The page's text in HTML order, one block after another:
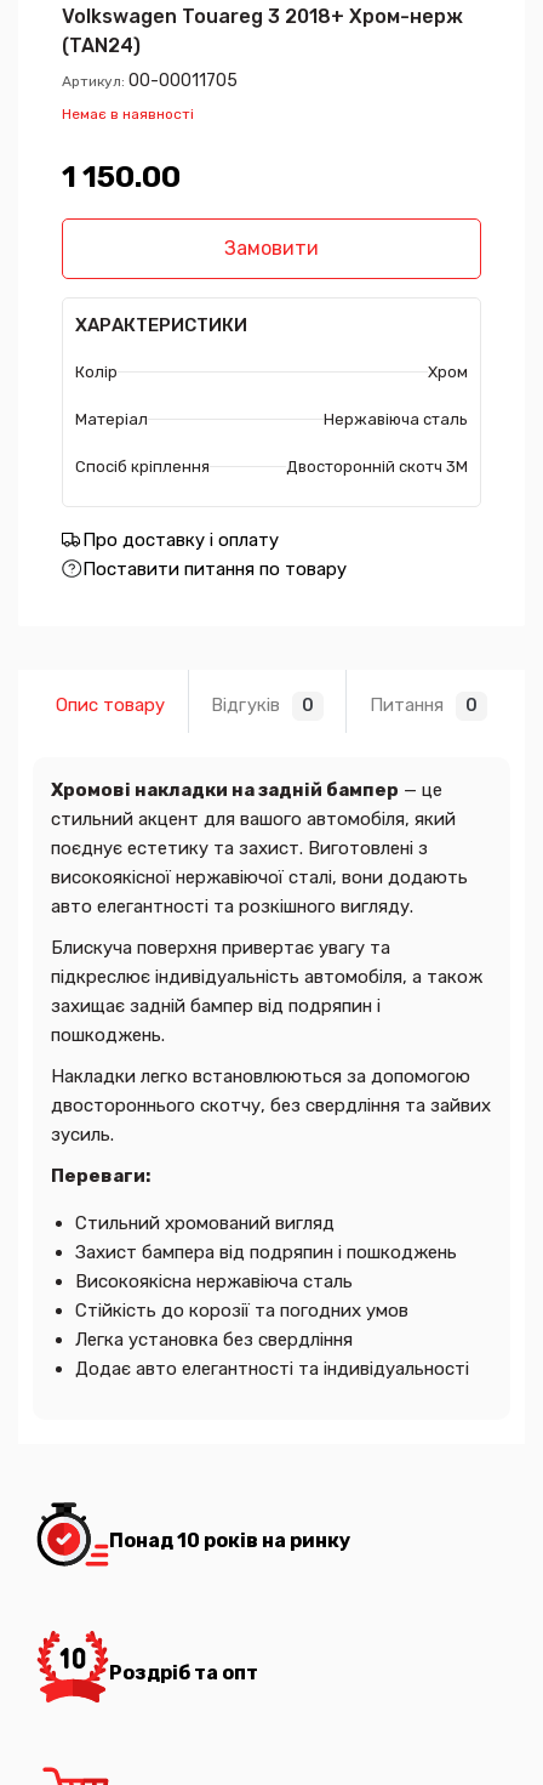
Volkswagen Touareg 3 2018+ Хром-нерж
(TAN24)
Артикул: 00-00011705
Немає в наявності
1 150.00₴
Замовити
ХАРАКТЕРИСТИКИ
Колір Хром
Матеріал Нержавіюча сталь
Спосіб кріплення Двосторонній скотч 3М
Про доставку і оплату
Поставити питання по товару
Опис товару Відгуків 0 Питання 0
Хромові накладки на задній бампер — це
стильний акцент для вашого автомобіля, який
поєднує естетику та захист. Виготовлені з
високоякісної нержавіючої сталі, вони додають
авто елегантності та розкішного вигляду.
Блискуча поверхня привертає увагу та
підкреслює індивідуальність автомобіля, а також
захищає задній бампер від подряпин і
пошкоджень.
Накладки легко встановлюються за допомогою
двостороннього скотчу, без свердління та зайвих
зусиль.
Переваги:
Стильний хромований вигляд
Захист бампера від подряпин і пошкоджень
Високоякісна нержавіюча сталь
Стійкість до корозії та погодних умов
Легка установка без свердління
Додає авто елегантності та індивідуальності
Понад 10 років на ринку
Роздріб та опт